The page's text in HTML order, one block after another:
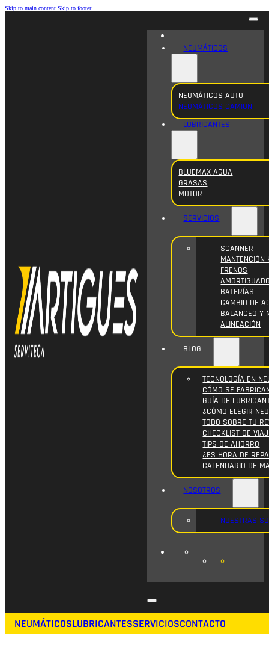
Skip to main content Skip to footer
NEUMÁTICOS
NEUMÁTICOS AUTO
NEUMÁTICOS CAMION
LUBRICANTES
BLUEMAX-AGUA
GRASAS
MOTOR
SERVICIOS
SCANNER
MANTENCIÓN
FRENOS
BATERÍAS
CAMBIO DE
BALANCEO Y
ALINEACIÓN
BLOG
TECNOLOGÍA EN
CÓMO SE
GUÍA DE
¿CÓMO ELEGIR
TODO SOBRE TU
CHECKLIST DE
TIPS DE AHORRO
¿ES HORA DE
CALENDARIO DE
NOSOTROS
NUESTRAS
NEUMÁTICOSLUBRICANTESSERVICIOSCONTACTO